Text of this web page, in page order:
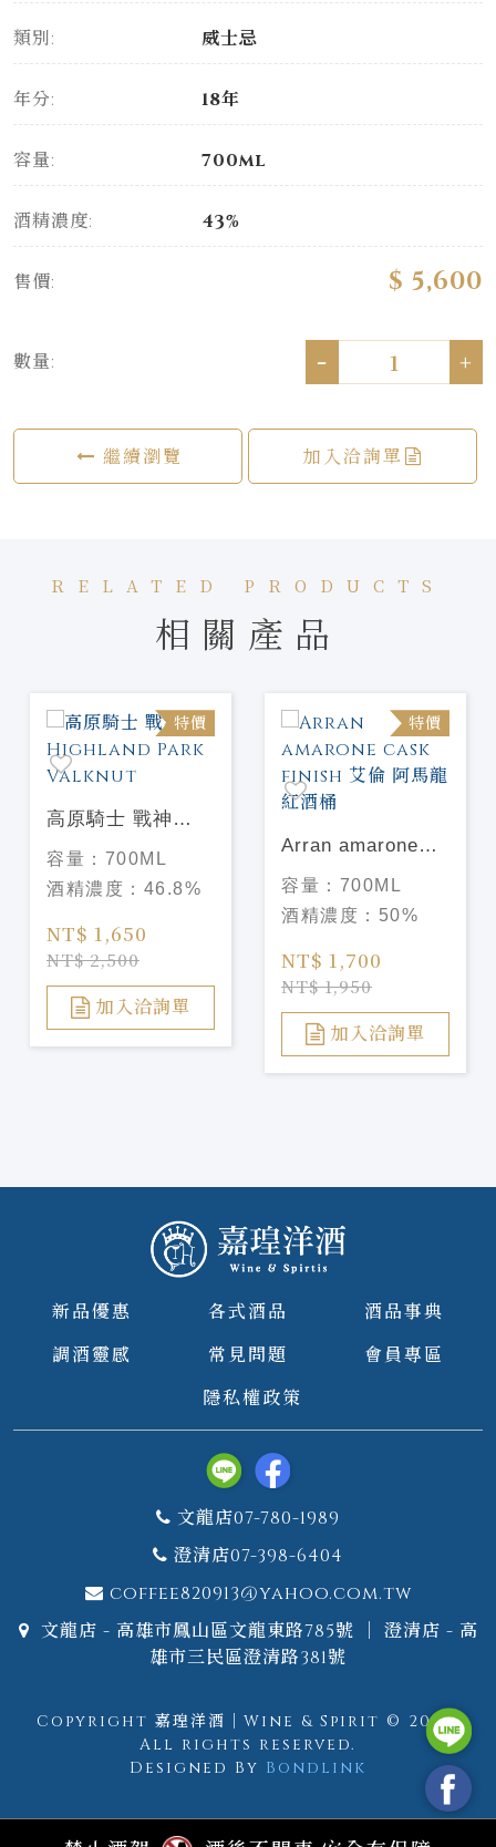
類別: 威士忌
年分: 18年
容量: 700ml
酒精濃度: 43%
售價: $ 5,600
數量: - +
繼續瀏覽 加入洽詢單
RELATED PRODUCTS
相關產品
特價
高原騎士 戰神
Highland Park
Valknut
容量： 700ML
酒精濃度： 46.8%
NT$ 1,650
NT$ 2,500
加入洽詢單
特價
Arran amarone
cask finish 艾倫
阿馬龍紅酒桶
容量： 700ML
酒精濃度： 50%
NT$ 1,700
NT$ 1,950
加入洽詢單
新品優惠 各式酒品
酒品事典
調酒靈感
常見問題
會員專區
隱私權政策
文龍店07-780-1989
澄清店07-398-6404
coffee820913@yahoo.com.tw
文龍店 - 高雄市鳳山區文龍東路785號 ｜ 澄清店 - 高
雄市三民區澄清路381號
Copyright 嘉瑝洋酒｜Wine & Spirit © 2026.
All rights reserved.
Designed By Bondlink